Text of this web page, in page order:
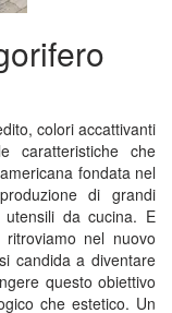
colori accattivanti
caratteristiche che
fondata nel
di grandi
utensili da cucina. E
nel nuovo
candida a diventare
questo obiettivo
che estetico. Un